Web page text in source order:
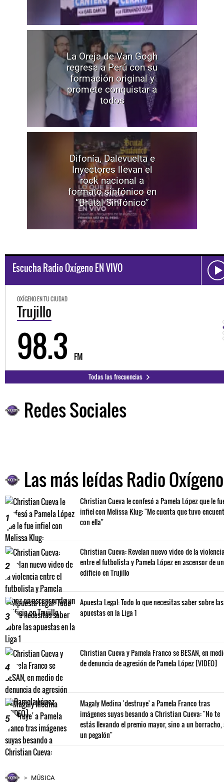
La Oreja de Van Gogh
regresa a Perú con su
formación original y
promete conquistar a
todos
Difonía, Dalevuelta e
Inyectores llevan el
rock nacional a
formato sinfónico en
“Brutal Sinfónico”
Escucha Radio Oxígeno EN VIVO
OXÍGENO EN TU CIUDAD
Trujillo
98.3 FM
Todas las frecuencias
Redes Sociales
Las más leídas Radio Oxígeno
1
Christian Cueva le confesó a Pamela López que le
infiel con Melissa Klug: "Me cuenta que tuvo
con ella"
2
Christian Cueva: Revelan nuevo video de la
entre el futbolista y Pamela López en ascensor de un
edificio en Trujillo
3
Apuesta Legal: Todo lo que necesitas saber sobre las
apuestas en la Liga 1
4
Christian Cueva y Pamela Franco se BESAN, en
de denuncia de agresión de Pamela López [VIDEO]
5
Magaly Medina 'destruye' a Pamela Franco tras
imágenes suyas besando a Christian Cueva: "No te
estás llevando el premio mayor, sino a un borracho,
un pegalón"
MÚSICA